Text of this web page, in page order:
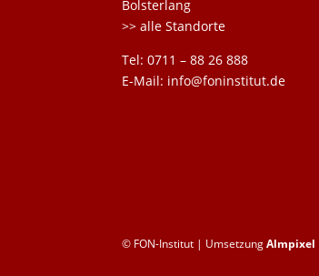
Bolsterlang
>> alle Standorte
Tel: 0711 – 88 26 888
E-Mail: info@foninstitut.de
© FON-Institut | UmsetzungAlmpixel